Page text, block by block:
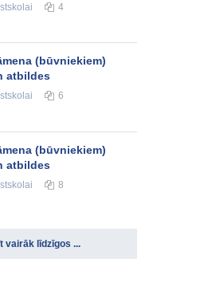
4
(būvniekiem)
atbildes
6
(būvniekiem)
atbildes
8
vairāk līdzīgos ...